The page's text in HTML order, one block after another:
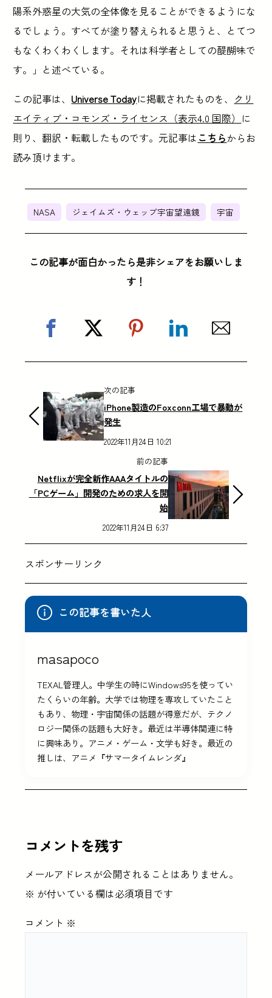
陽系外惑星の大気の全体像を見ることができるようにな
るでしょう。すべてが塗り替えられると思うと、とてつ
もなくわくわくします。それは科学者としての醍醐味で
す。」と述べている。
この記事は、 Universe Todayに掲載されたものを、 クリ
エイティブ・コモンズ・ライセンス（表示4.0 国際） に
則り、翻訳・転載したものです。元記事は こちらからお
読み頂けます。
NASA ジェイムズ・ウェッブ宇宙望遠鏡 宇宙
この記事が面白かったら是非シェアをお願いしま
す！
次の記事
iPhone製造のFoxconn工場で暴動が
発生
2022年11月24日 10:21
前の記事
Netflixが完全新作AAAタイトルの
「PCゲーム」開発のための求人を開
始
2022年11月24日 6:37
スポンサーリンク
この記事を書いた人
masapoco
TEXAL管理人。中学生の時にWindows95を使ってい
たくらいの年齢。大学では物理を専攻していたこと
もあり、物理・宇宙関係の話題が得意だが、テクノ
ロジー関係の話題も大好き。最近は半導体関連に特
に興味あり。アニメ・ゲーム・文学も好き。最近の
推しは、アニメ『サマータイムレンダ』
コメントを残す
メールアドレスが公開されることはありません。
※ が付いている欄は必須項目です
コメント ※